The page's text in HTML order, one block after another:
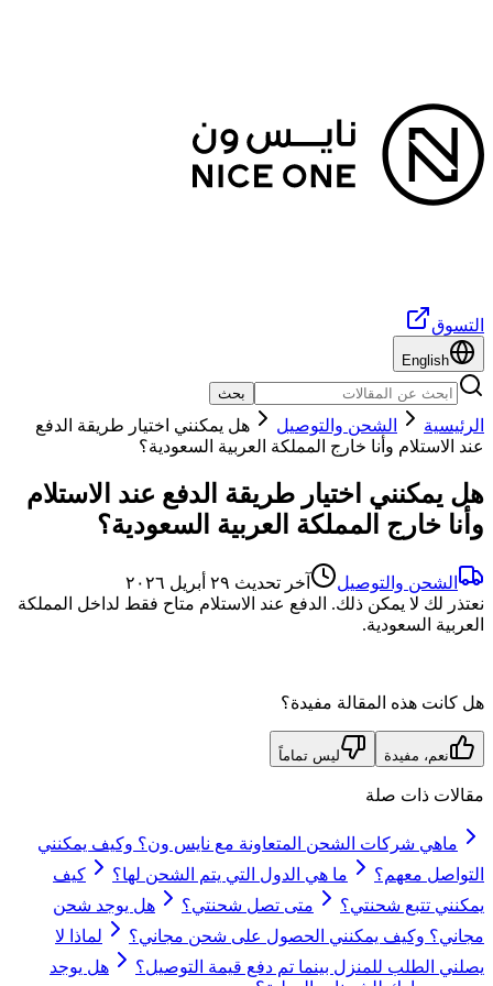
التسوق
English
بحث
الرئيسية الشحن والتوصيل
هل يمكنني اختيار طريقة الدفع
عند الاستلام وأنا خارج المملكة العربية السعودية؟
هل يمكنني اختيار طريقة الدفع عند الاستلام
وأنا خارج المملكة العربية السعودية؟
الشحن والتوصيل آخر تحديث ٢٩ أبريل ٢٠٢٦
نعتذر لك لا يمكن ذلك. الدفع عند الاستلام متاح فقط لداخل المملكة
العربية السعودية.
هل كانت هذه المقالة مفيدة؟
نعم، مفيدة ليس تماماً
مقالات ذات صلة
ماهي شركات الشحن المتعاونة مع نايس ون؟ وكيف يمكنني
التواصل معهم؟
ما هي الدول التي يتم الشحن لها؟
كيف
يمكنني تتبع شحنتي؟
متى تصل شحنتي؟
هل يوجد شحن
مجاني؟ وكيف يمكنني الحصول على شحن مجاني؟
لماذا لا
يصلني الطلب للمنزل بينما تم دفع قيمة التوصيل؟
هل يوجد